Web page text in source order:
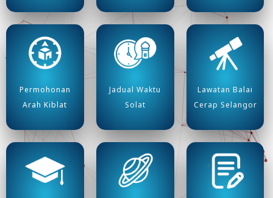
lelaki yang sudah mumaiyiz secara bersendirian.
Begitu juga jika ia ditunaikan oleh seorang wanita
apabila tiada lelaki dewasa atau kanak-kanak lelaki
yang sudah mumaiyiz di satu-satu tempat. Namun
begitu, menunaikan solat jenazah secara berjemaah
dengan tiga saf atau lebih adalah afdal.
Jabatan Mufti Negeri Selangor Terus
Meriahkan Karnival Agensi Islam Selangor
2026 Zon 2 dengan Pengisian Ilmiah
#22 Taudhih al-Falak: Permulaan Takwim
Permohonan
Arah Kiblat
Jadual Waktu
Solat
Lawatan Balai
Cerap Selangor